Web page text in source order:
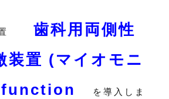
装置 歯科用両側性
装置 (マイオモニ
function
を導入しま